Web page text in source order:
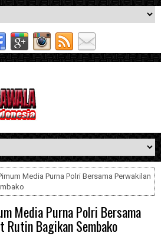
Media Purna Polri Bersama Perwakilan
Media Purna Polri Bersama
Rutin Bagikan Sembako